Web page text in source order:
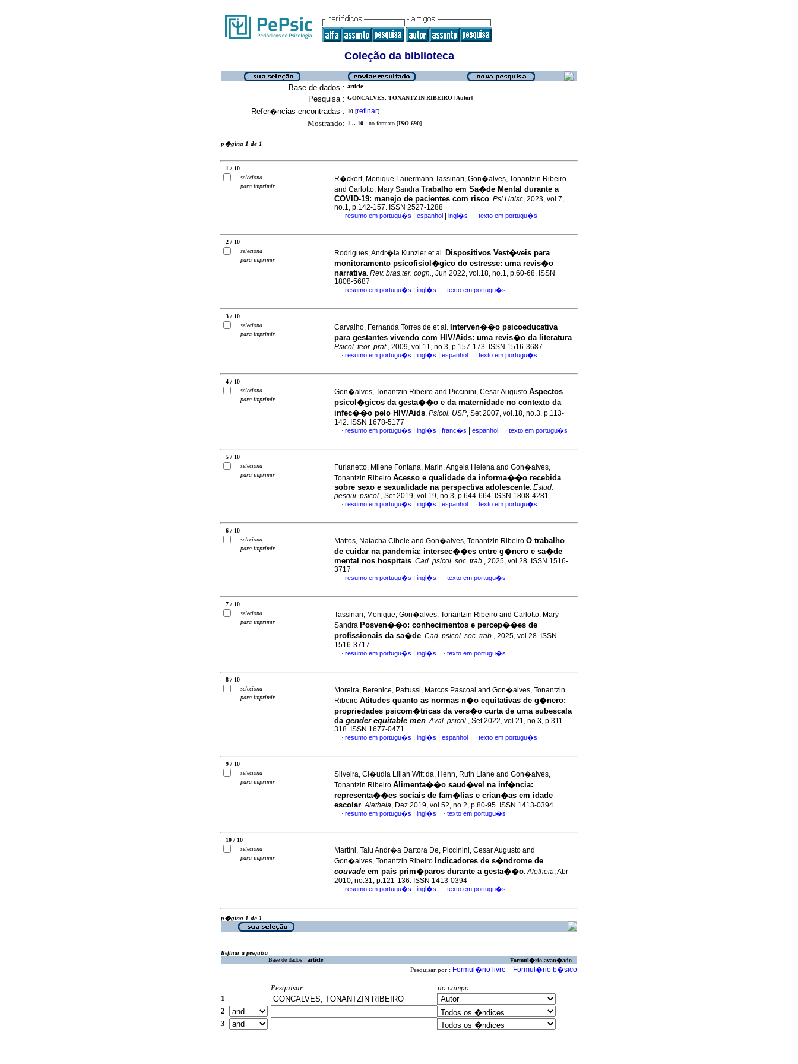
Coleção da biblioteca
Base de dados : article
Pesquisa : GONCALVES, TONANTZIN RIBEIRO [Autor]
Refer�ncias encontradas : 10 [refinar]
Mostrando: 1 .. 10 no formato [ISO 690]
p�gina 1 de 1
1 / 10
seleciona
para imprimir
R�ckert, Monique Lauermann Tassinari, Gon�alves, Tonantzin Ribeiro
and Carlotto, Mary Sandra Trabalho em Sa�de Mental durante a
COVID-19: manejo de pacientes com risco. Psi Unisc, 2023, vol.7,
no.1, p.142-157. ISSN 2527-1288
· resumo em portugu�s espanhol ingl�s · texto em portugu�s
2 / 10
seleciona
para imprimir
Rodrigues, Andr�ia Kunzler et al. Dispositivos Vest�veis para
monitoramento psicofisiol�gico do estresse: uma revis�o
narrativa. Rev. bras.ter. cogn., Jun 2022, vol.18, no.1, p.60-68. ISSN
1808-5687
· resumo em portugu�s ingl�s · texto em portugu�s
3 / 10
seleciona
para imprimir
Carvalho, Fernanda Torres de et al. Interven��o psicoeducativa
para gestantes vivendo com HIV/Aids: uma revis�o da literatura.
Psicol. teor. prat., 2009, vol.11, no.3, p.157-173. ISSN 1516-3687
· resumo em portugu�s ingl�s espanhol · texto em portugu�s
4 / 10
seleciona
para imprimir
Gon�alves, Tonantzin Ribeiro and Piccinini, Cesar Augusto Aspectos
psicol�gicos da gesta��o e da maternidade no contexto da
infec��o pelo HIV/Aids. Psicol. USP, Set 2007, vol.18, no.3, p.113-
142. ISSN 1678-5177
· resumo em portugu�s ingl�s franc�s espanhol · texto em portugu�s
5 / 10
seleciona
para imprimir
Furlanetto, Milene Fontana, Marin, Angela Helena and Gon�alves,
Tonantzin Ribeiro Acesso e qualidade da informa��o recebida
sobre sexo e sexualidade na perspectiva adolescente. Estud.
pesqui. psicol., Set 2019, vol.19, no.3, p.644-664. ISSN 1808-4281
· resumo em portugu�s ingl�s espanhol · texto em portugu�s
6 / 10
seleciona
para imprimir
Mattos, Natacha Cibele and Gon�alves, Tonantzin Ribeiro O trabalho
de cuidar na pandemia: intersec��es entre g�nero e sa�de
mental nos hospitais. Cad. psicol. soc. trab., 2025, vol.28. ISSN 1516-
3717
· resumo em portugu�s ingl�s · texto em portugu�s
7 / 10
seleciona
para imprimir
Tassinari, Monique, Gon�alves, Tonantzin Ribeiro and Carlotto, Mary
Sandra Posven��o: conhecimentos e percep��es de
profissionais da sa�de. Cad. psicol. soc. trab., 2025, vol.28. ISSN
1516-3717
· resumo em portugu�s ingl�s · texto em portugu�s
8 / 10
seleciona
para imprimir
Moreira, Berenice, Pattussi, Marcos Pascoal and Gon�alves, Tonantzin
Ribeiro Atitudes quanto as normas n�o equitativas de g�nero:
propriedades psicom�tricas da vers�o curta de uma subescala
da gender equitable men.Aval. psicol., Set 2022, vol.21, no.3, p.311-
318. ISSN 1677-0471
· resumo em portugu�s ingl�s espanhol · texto em portugu�s
9 / 10
seleciona
para imprimir
Silveira, Cl�udia Lilian Witt da, Henn, Ruth Liane and Gon�alves,
Tonantzin Ribeiro Alimenta��o saud�vel na inf�ncia:
representa��es sociais de fam�lias e crian�as em idade
escolar.Aletheia, Dez 2019, vol.52, no.2, p.80-95. ISSN 1413-0394
· resumo em portugu�s ingl�s · texto em portugu�s
10 / 10
seleciona
para imprimir
Martini, Talu Andr�a Dartora De, Piccinini, Cesar Augusto and
Gon�alves, Tonantzin Ribeiro Indicadores de s�ndrome de
couvade em pais prim�paros durante a gesta��o.Aletheia, Abr
2010, no.31, p.121-136. ISSN 1413-0394
· resumo em portugu�s ingl�s · texto em portugu�s
p�gina 1 de 1
Refinar a pesquisa
Base de dados : article Formul�rio avan�ado
Pesquisar por : Formul�rio livre Formul�rio b�sico
Pesquisar
no campo
1
2
3